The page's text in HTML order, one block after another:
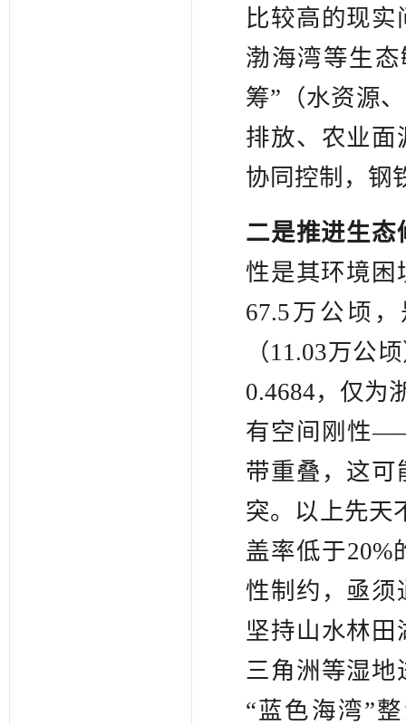
比较高的现
渤海湾等生
筹”（水资源
排放、农业面
协同控制，钢
二是推进生态
性是其环境困
67.5万公顷
（11.03万公
0.4684，仅为
有空间刚性
带重叠，这可
突。以上先天
盖率低于20%
性制约，亟须
坚持山水林
三角洲等湿地
“蓝色海湾”